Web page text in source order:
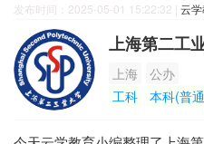
发布时间：2025-05-01 15:22:32 | 云
上海第二工
上海
公办
工科
本科(普